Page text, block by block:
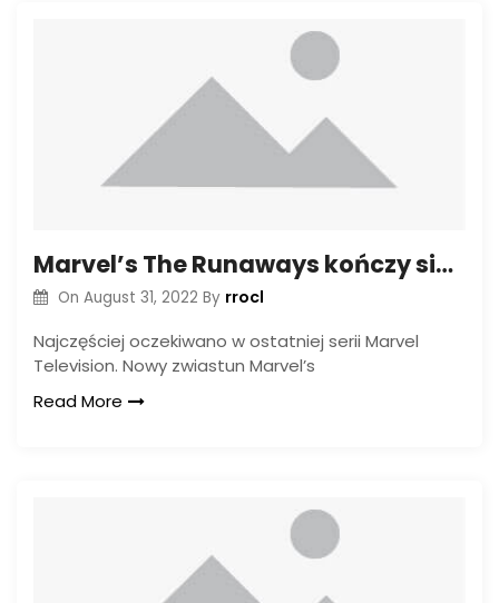
Marvel’s The Runaways kończy się trzecim sezonem, Final Nail w Marvel Television Coffin
On August 31, 2022 By rrocl
Najczęściej oczekiwano w ostatniej serii Marvel
Television. Nowy zwiastun Marvel’s
Read More